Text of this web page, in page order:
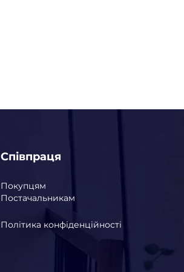
Співпраця
Покупцям
Постачальникам
Політика конфіденційності